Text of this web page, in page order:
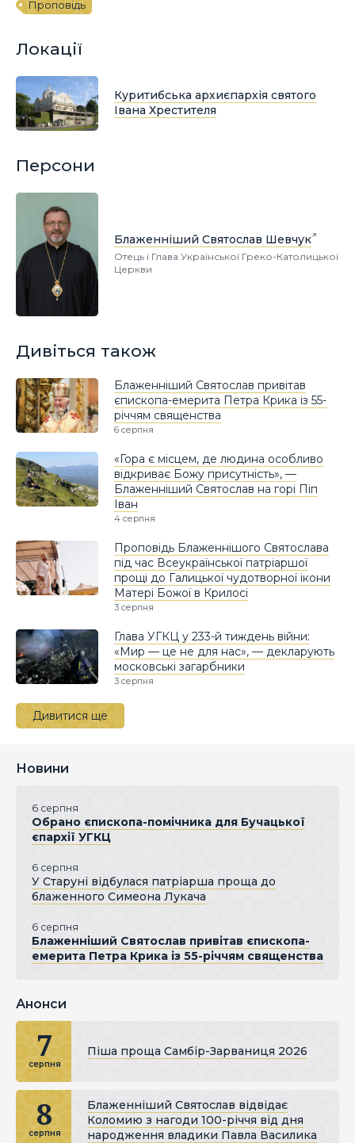
Проповідь
Локації
Куритибська архиєпархія святого
Івана Хрестителя
Персони
Блаженніший Святослав Шевчук
Отець і Глава Української Греко-Католицької
Церкви
Дивіться також
Блаженніший Святослав привітав
єпископа-емерита Петра Крика із 55-
річчям священства
6 серпня
«Гора є місцем, де людина особливо
відкриває Божу присутність», —
Блаженніший Святослав на горі Піп
Іван
4 серпня
Проповідь Блаженнішого Святослава
під час Всеукраїнської патріаршої
прощі до Галицької чудотворної ікони
Матері Божої в Крилосі
3 серпня
Глава УГКЦ у 233-й тиждень війни:
«Мир — це не для нас», — декларують
московські загарбники
3 серпня
Дивитися ще
Новини
6 серпня
Обрано єпископа-помічника для Бучацької
єпархії УГКЦ
6 серпня
У Старуні відбулася патріарша проща до
блаженного Симеона Лукача
6 серпня
Блаженніший Святослав привітав єпископа-
емерита Петра Крика із 55-річчям священства
Анонси
7
серпня
Піша проща Самбір-Зарваниця 2026
8
серпня
Блаженніший Святослав відвідає
Коломию з нагоди 100-річчя від дня
народження владики Павла Василика